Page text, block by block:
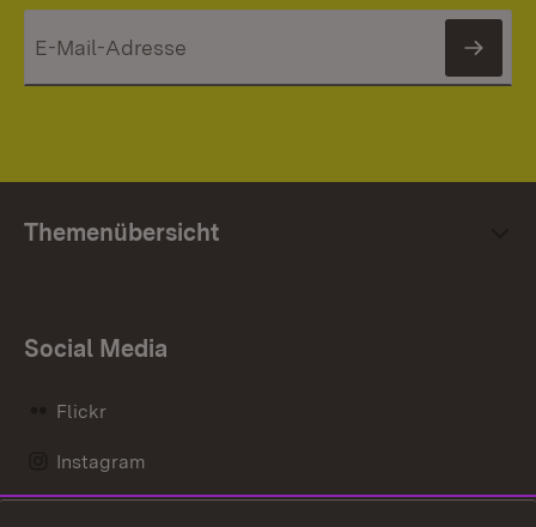
Themenübersicht
Social Media
Flickr
Instagram